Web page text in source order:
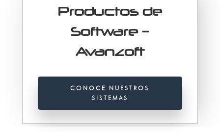
Productos de
Software –
Avanzoft
CONOCE NUESTROS
SISTEMAS